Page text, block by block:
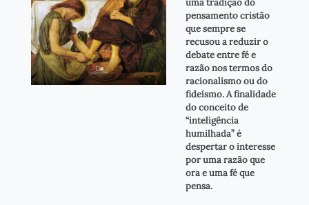
pensamento cristão
que sempre se
recusou a reduzir o
debate entre fé e
razão nos termos do
racionalismo ou do
fideísmo. A finalidade
do conceito de
“inteligência
humilhada” é
despertar o interesse
por uma razão que
ora e uma fé que
pensa.